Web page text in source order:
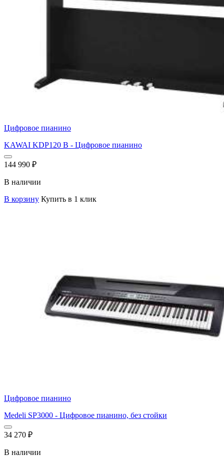
Цифровое пианино
KAWAI KDP120 B - Цифровое пианино
144 990 ₽
В наличии
В корзину Купить в 1 клик
Цифровое пианино
Medeli SP3000 - Цифровое пианино, без стойки
34 270 ₽
В наличии